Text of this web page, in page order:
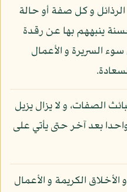
و كل صفة أو حالة
ينبههم بها عن رقدة
السريرة و الأعمال
الصفات، و لا يزال يزيل
بعد آخر حتى يأتي على
الكريمة و الأعمال